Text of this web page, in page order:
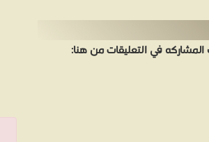
في التعليقات من هنا: